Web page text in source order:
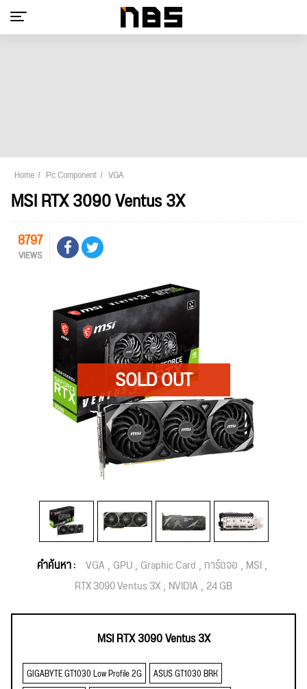
Home Pc Component VGA
MSI RTX 3090 Ventus 3X
8797
VIEWS
คำค้นหา : VGA GPU Graphic Card การ์ดจอ MSI
RTX 3090 Ventus 3X NVIDIA 24 GB
MSI RTX 3090 Ventus 3X
GIGABYTE GT1030 Low Profile 2G
ASUS GT1030 BRK